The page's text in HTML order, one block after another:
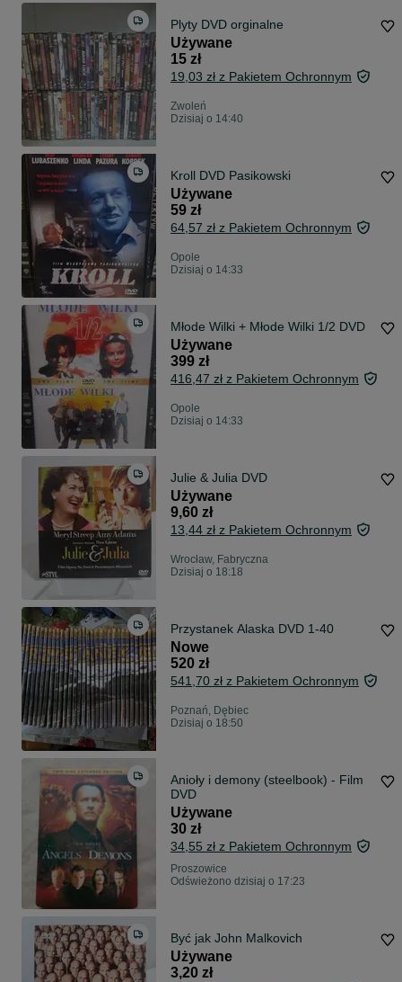
Plyty DVD orginalne
Używane
15 zł
19,03 zł z Pakietem Ochronnym
Zwoleń
Dzisiaj o 14:40
Kroll DVD Pasikowski
Używane
59 zł
64,57 zł z Pakietem Ochronnym
Opole
Dzisiaj o 14:33
Młode Wilki + Młode Wilki 1/2 DVD
Używane
399 zł
416,47 zł z Pakietem Ochronnym
Opole
Dzisiaj o 14:33
Julie & Julia DVD
Używane
9,60 zł
13,44 zł z Pakietem Ochronnym
Wrocław, Fabryczna
Dzisiaj o 18:18
Przystanek Alaska DVD 1-40
Nowe
520 zł
541,70 zł z Pakietem Ochronnym
Poznań, Dębiec
Dzisiaj o 18:50
Anioły i demony (steelbook) - Film
DVD
Używane
30 zł
34,55 zł z Pakietem Ochronnym
Proszowice
Odświeżono dzisiaj o 17:23
Być jak John Malkovich
Używane
3,20 zł